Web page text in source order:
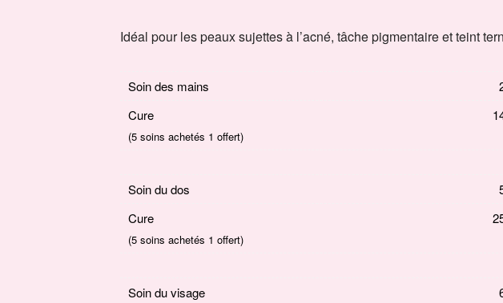
Idéal pour les peaux sujettes à l’acné, tâche pigmentaire et teint
Soin des mains
Cure
(5 soins achetés 1 offert)
Soin du dos
Cure
(5 soins achetés 1 offert)
Soin du visage